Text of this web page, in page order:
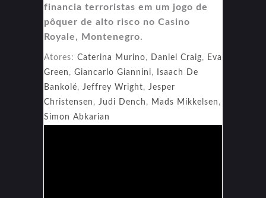
financia terroristas em um jogo de
pôquer de alto risco no Casino
Royale, Montenegro.
Atores: Caterina Murino, Daniel Craig, Eva
Green , Giancarlo Giannini,
Isaach De
Bankolé, Jeffrey Wright, Jesper
Christensen , Judi Dench , Mads Mikkelsen ,
Simon Abkarian